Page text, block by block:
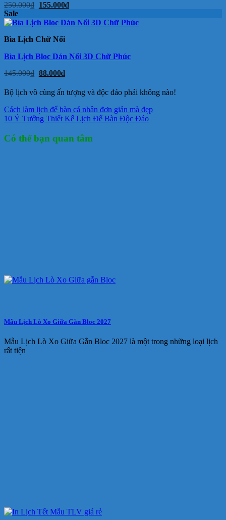
250.000₫ Giá
là:
250.000₫.
155.000₫Giá
tại
là:
Sale
Bìa Lịch Chữ Nổi
Bìa Lịch Bloc Dán Nổi 3D Chữ Phúc
145.000₫ Giá
là:
145.000₫.
88.000₫Giá
tại
là:
88.000₫.
Bộ lịch vô cùng ấn tượng và độc đáo phải không nào!
Cách làm lịch để bàn cá nhân đơn giản mà đẹp
10 Ý Tưởng Thiết Kế Lịch Để Bàn Độc Đáo
Có thể bạn quan tâm
Mẫu Lịch Lò Xo Giữa Gắn Bloc 2027
Mẫu Lịch Lò Xo Giữa Gắn Bloc 2027 là một trong những loại lịch
rất tiện